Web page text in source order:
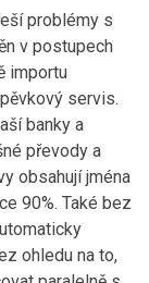
problémy s
v postupech
importu
servis.
banky a
převody a
obsahují jména
90%. Také bez
ohledu na to,